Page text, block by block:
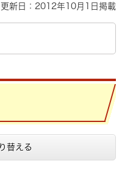
更新日：2012年10月1日掲載
替える